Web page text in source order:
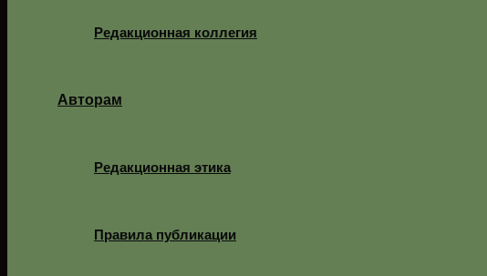
Редакционная коллегия
Авторам
Редакционная этика
Правила публикации